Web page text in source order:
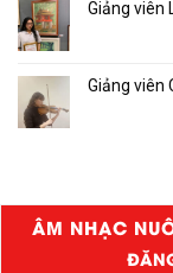
Giảng viên
Giảng viên
ÂM NHẠC